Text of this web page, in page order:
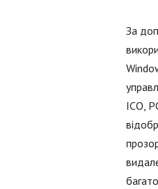
За
ICO,